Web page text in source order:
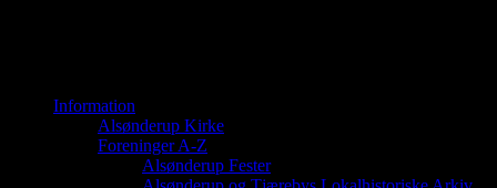
Sogn-
961690167281637’s
profile
on
Facebook
on
YouTubeGoogle+
Information
Alsønderup Kirke
Foreninger A-Z
Alsønderup Fester